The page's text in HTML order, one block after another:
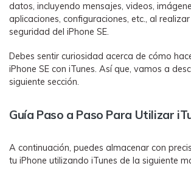
datos, incluyendo mensajes, videos,
aplicaciones, configuraciones, etc., al
seguridad del iPhone SE.
Debes sentir curiosidad acerca de cómo
iPhone SE con iTunes.󠀲󠀡󠀠󠀥󠀩󠀧󠀢󠀤󠀦󠀳󠀰 Así que, vamos a
siguiente sección.󠀲󠀡󠀠󠀥󠀩󠀧󠀢󠀤󠀧󠀳
Guía Paso a Paso Para Utilizar
A continuación, puedes almacenar con
tu iPhone utilizando iTunes de la siguiente